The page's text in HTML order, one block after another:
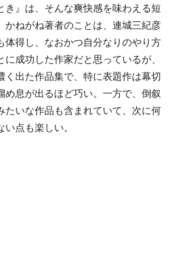
き』は、そんな爽快感を味わえる短
かねがね著者のことは、連城三紀彦
体得し、なおかつ自分なりのやり方
成功した作家だと思っているが、
く出た作品集で、特に表題作は幕切
め息が出るほど巧い。一方で、倒叙
たいな作品も含まれていて、次に何
点も楽しい。